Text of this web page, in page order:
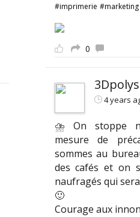
#imprimerie #marketing
0
4 years
⛈ On stoppe
mesure de
sommes au
des cafés et on
naufragés qui
🙂
Courage aux